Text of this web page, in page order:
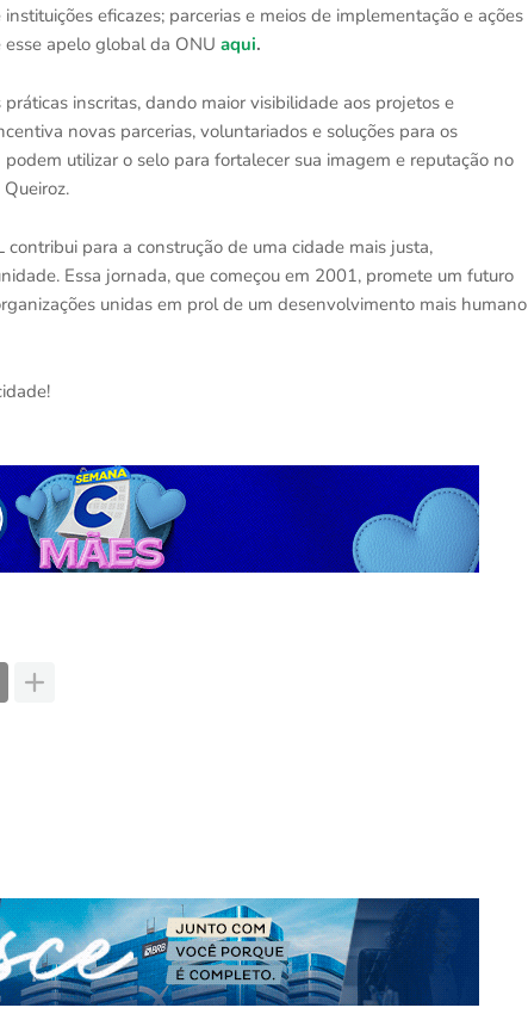
eficazes; parcerias e meios de implementação e ações
apelo global da ONU aqui.
inscritas, dando maior visibilidade aos projetos e
novas parcerias, voluntariados e soluções para os
utilizar o selo para fortalecer sua imagem e reputação no
para a construção de uma cidade mais justa,
Essa jornada, que começou em 2001, promete um futuro
unidas em prol de um desenvolvimento mais humano